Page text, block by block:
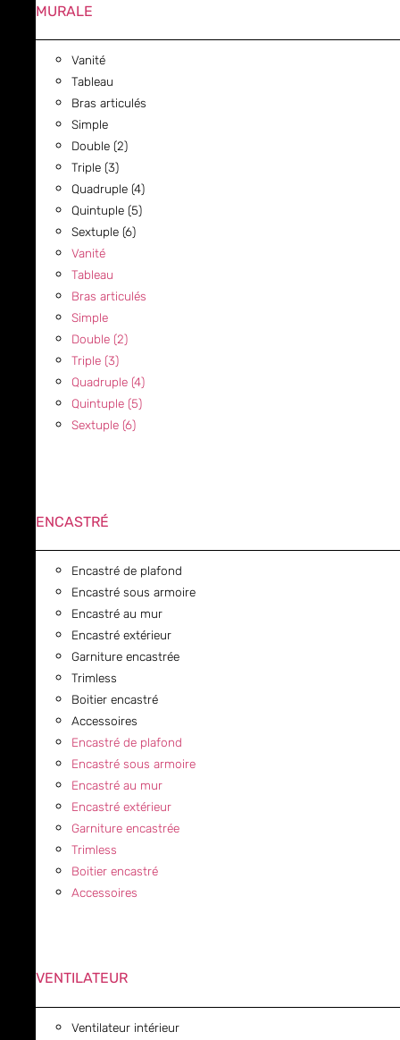
MURALE
Vanité
Tableau
Bras articulés
Simple
Double (2)
Triple (3)
Quadruple (4)
Quintuple (5)
Sextuple (6)
Vanité
Tableau
Bras articulés
Simple
Double (2)
Triple (3)
Quadruple (4)
Quintuple (5)
Sextuple (6)
ENCASTRÉ
Encastré de plafond
Encastré sous armoire
Encastré au mur
Encastré extérieur
Garniture encastrée
Trimless
Boitier encastré
Accessoires
Encastré de plafond
Encastré sous armoire
Encastré au mur
Encastré extérieur
Garniture encastrée
Trimless
Boitier encastré
Accessoires
VENTILATEUR
Ventilateur intérieur